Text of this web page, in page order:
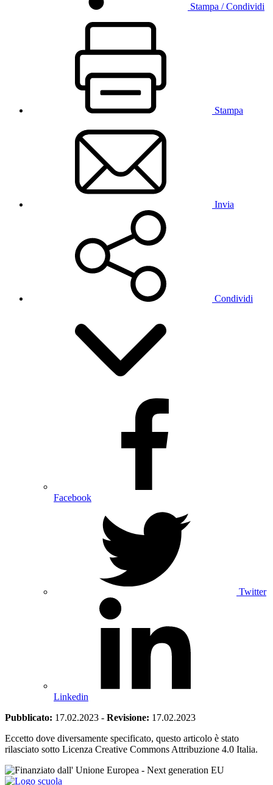
Stampa / Condividi
Stampa
Invia
Condividi
Facebook
Twitter
Linkedin
Pubblicato: 17.02.2023 - Revisione: 17.02.2023
Eccetto dove diversamente specificato, questo articolo è stato
rilasciato sotto Licenza Creative Commons Attribuzione 4.0 Italia.